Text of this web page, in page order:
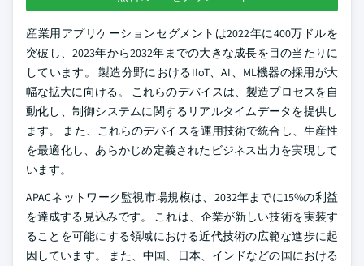
産業用アプリケーションセグメントは2022年に400万ドルを
突破し、2023年から2032年までの大きな成長を目の当たりに
しています。 製造分野におけるIIoT、AI、ML機器の採用が大
幅な拡大に向ける。 これらのデバイスは、製造プロセスを自
動化し、制御システムに関するリアルタイムデータを提供し
ます。 また、これらのデバイスを運用技術で統合し、生産性
を最適化し、あらかじめ定義されたビジネス出力を実現して
います。
APACネットワーク監視市場規模は、2032年までに15%の利益
を達成する見込みです。 これは、企業が新しい技術を実装す
ることを可能にする領域における近代技術の広範な進歩に起
因しています。 また、中国、日本、インドなどの国における